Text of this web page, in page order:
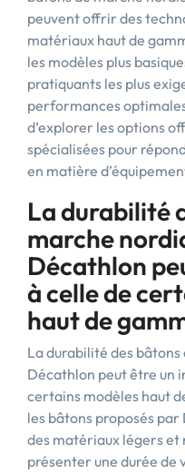
peuvent offrir des
matériaux haut de
les modèles plus
pratiquants les plus
performances
d’explorer les options
spécialisées pour
en matière
La durabilité
marche
Décathlon
à celle de
haut de
La durabilité des
Décathlon peut être un
certains modèles haut
les bâtons proposés
des matériaux légers et
présenter une durée de